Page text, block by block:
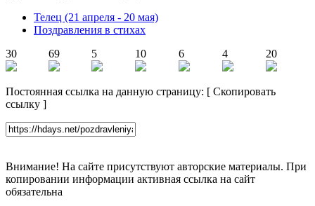
Телец (21 апреля - 20 мая)
Поздравления в стихах
30
69 5 10 6 4 20
Постоянная ссылка на данную страницу: [ Скопировать
ссылку ]
Внимание! На сайте присутствуют авторские материалы. При
копировании информации активная ссылка на сайт
обязательна